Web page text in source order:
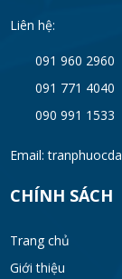
Liên hệ:
091 960 2960
091 771 4040
090 991 1533
Email:
CHÍNH SÁCH
Trang chủ
Giới thiệu